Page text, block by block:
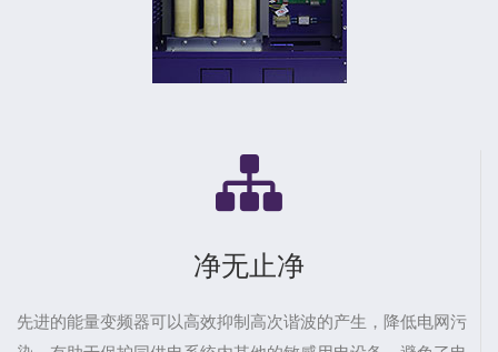
净无止净
先进的能量变频器可以高效抑制高次谐波的产生，降低电网污